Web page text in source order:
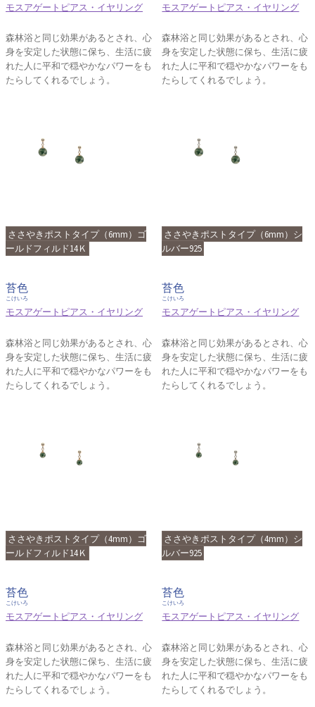
モスアゲートピアス・イヤリング
森林浴と同じ効果があるとされ、心
身を安定した状態に保ち、生活に疲
れた人に平和で穏やかなパワーをも
たらしてくれるでしょう。
モスアゲートピアス・イヤリング
森林浴と同じ効果があるとされ、心
身を安定した状態に保ち、生活に疲
れた人に平和で穏やかなパワーをも
たらしてくれるでしょう。
ささやきポストタイプ（6mm）ゴ
ールドフィルド14Ｋ
苔色
こけいろ
モスアゲートピアス・イヤリング
森林浴と同じ効果があるとされ、心
身を安定した状態に保ち、生活に疲
れた人に平和で穏やかなパワーをも
たらしてくれるでしょう。
ささやきポストタイプ（6mm）シ
ルバー925
苔色
こけいろ
モスアゲートピアス・イヤリング
森林浴と同じ効果があるとされ、心
身を安定した状態に保ち、生活に疲
れた人に平和で穏やかなパワーをも
たらしてくれるでしょう。
ささやきポストタイプ（4mm）ゴ
ールドフィルド14Ｋ
苔色
こけいろ
モスアゲートピアス・イヤリング
森林浴と同じ効果があるとされ、心
身を安定した状態に保ち、生活に疲
れた人に平和で穏やかなパワーをも
たらしてくれるでしょう。
ささやきポストタイプ（4mm）シ
ルバー925
苔色
こけいろ
モスアゲートピアス・イヤリング
森林浴と同じ効果があるとされ、心
身を安定した状態に保ち、生活に疲
れた人に平和で穏やかなパワーをも
たらしてくれるでしょう。